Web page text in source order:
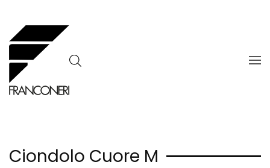
Skip to main content
Ciondolo Cuore M